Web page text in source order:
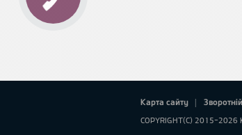
Карта сайту |
COPYRIGHT(C) 2015-2026